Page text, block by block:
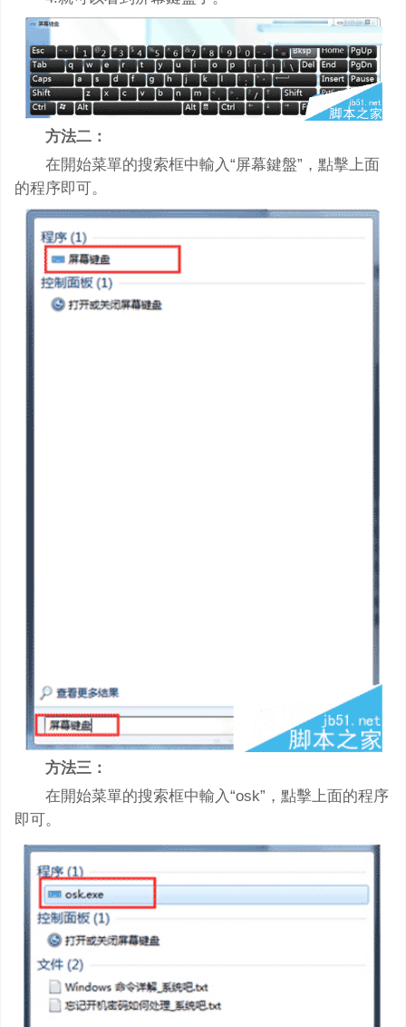
方法二：
在開始菜單的搜索框中輸入“屏幕鍵盤”，點擊上面
的程序即可。
方法三：
在開始菜單的搜索框中輸入“osk”，點擊上面的程序
即可。